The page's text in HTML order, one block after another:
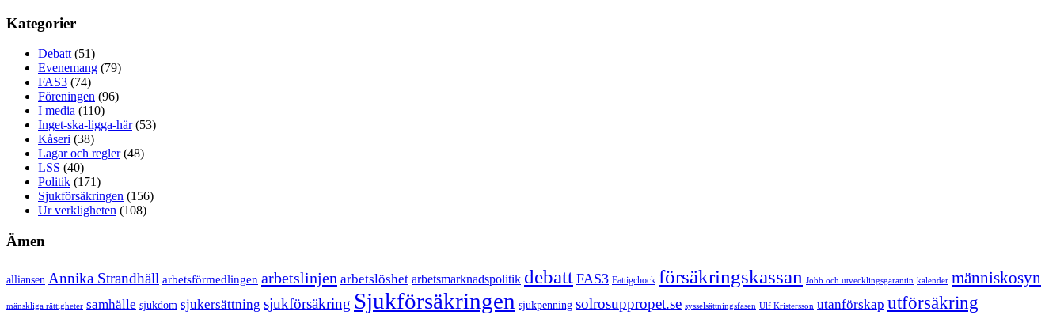
Kategorier
Debatt(51)
Evenemang (79)
FAS3 (74)
Föreningen (96)
I media (110)
Inget-ska-ligga-här(53)
Kåseri (38)
Lagar och regler(48)
LSS (40)
Politik (171)
Sjukförsäkringen (156)
Ur verkligheten (108)
Ämen
alliansen Annika Strandhäll arbetsförmedlingen arbetslinjen arbetslöshet arbetsmarknadspolitik debatt FAS3 Fattigchock försäkringskassan Jobb och utvecklingsgarantin kalender människosyn
mänskliga rättigheter samhälle sjukdom sjukersättning sjukförsäkring Sjukförsäkringen sjukpenning solrosuppropet.se sysselsättningsfasen Ulf Kristersson utanförskap utförsäkring